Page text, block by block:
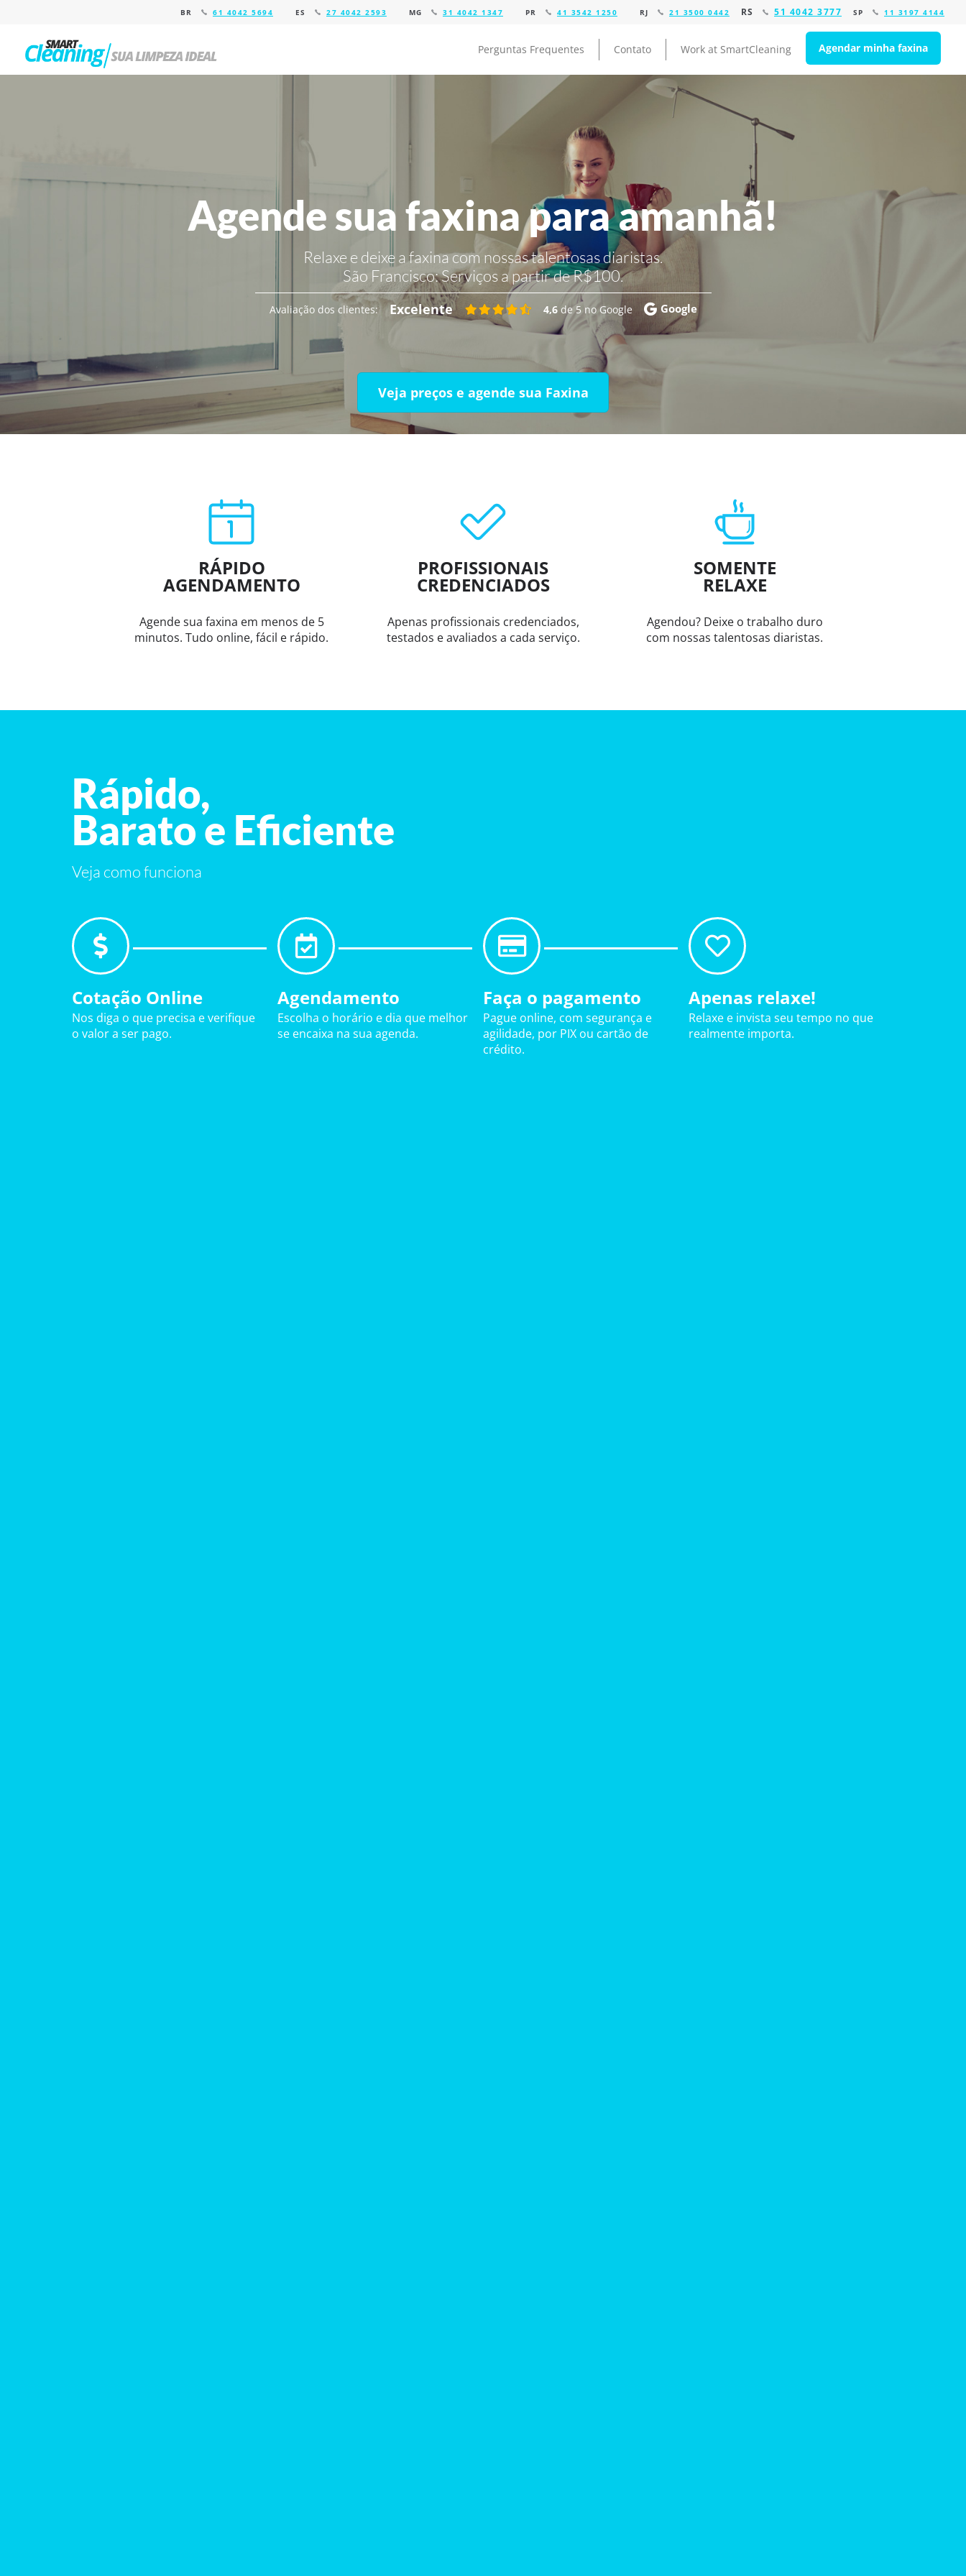
BR 61 4042 5694 ES 27 4042 2593 MG 31 4042 1347 PR 41 3542 1250 RJ 21 3500 0442 RS 51 4042 3777 SP 11 3197 4144
Perguntas Frequentes Contato Work at SmartCleaning Agendar minha faxina
Agende sua faxina para amanhã!
Relaxe e deixe a faxina com nossas talentosas diaristas.
São Francisco:Serviços a partir de R$100.
Avaliação dos clientes: Excelente 4,6de 5 no Google Google
Veja preços e agende sua Faxina
RÁPIDO
AGENDAMENTO
Agende sua faxina em menos de 5
minutos. Tudo online, fácil e rápido.
PROFISSIONAIS
CREDENCIADOS
Apenas profissionais credenciados,
testados e avaliados a cada serviço.
SOMENTE
RELAXE
Agendou? Deixe o trabalho duro
com nossas talentosas diaristas.
Rápido,
Barato e Eficiente
Veja como funciona
Cotação Online
Nos diga o que precisa e verifique
o valor a ser pago.
Agendamento
Escolha o horário e dia que melhor
se encaixa na sua agenda.
Faça o pagamento
Pague online, com segurança e
agilidade, por PIX ou cartão de
crédito.
Apenas relaxe!
Relaxe e invista seu tempo no que
realmente importa.